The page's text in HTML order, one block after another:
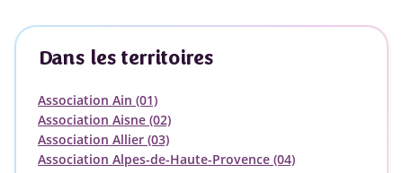
Dans les territoires
Association Ain (01)
Association Aisne (02)
Association Allier (03)
Association Alpes-de-Haute-Provence (04)